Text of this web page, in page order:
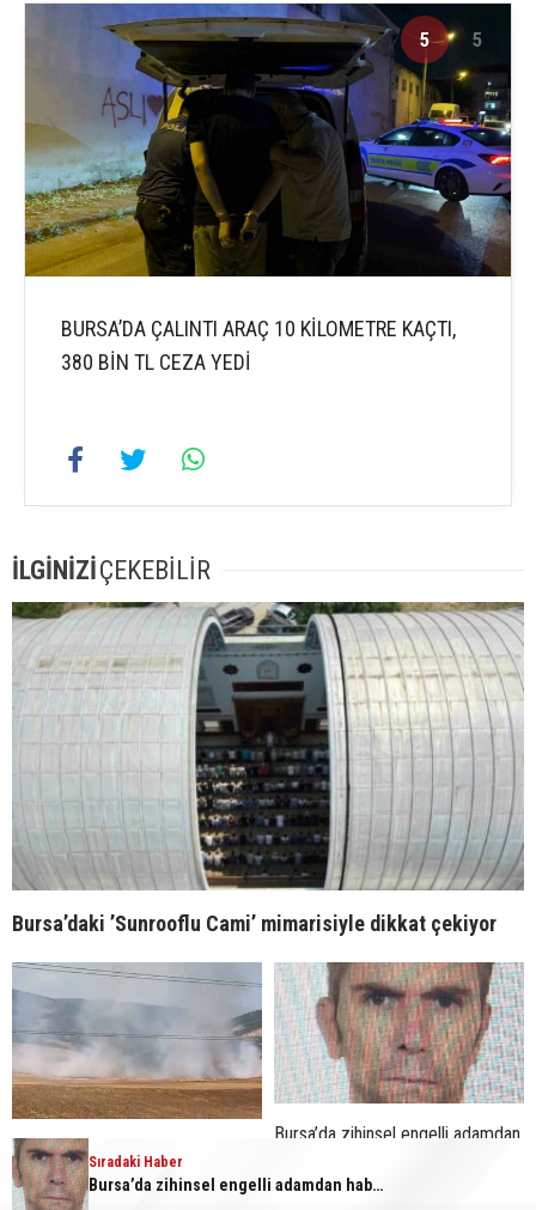
5 5
BURSA’DA ÇALINTI ARAÇ 10 KİLOMETRE KAÇTI,
380 BİN TL CEZA YEDİ
İLGİNİZİÇEKEBİLİR
Bursa’daki ’Sunrooflu Cami’ mimarisiyle dikkat çekiyor
Bursa’da tarlalık alanı ateşe veren
şüpheli yakalandı
Bursa’da zihinsel engelli adamdan
Sıradaki Haber
Bursa’da zihinsel engelli adamdan haber alınamıyor